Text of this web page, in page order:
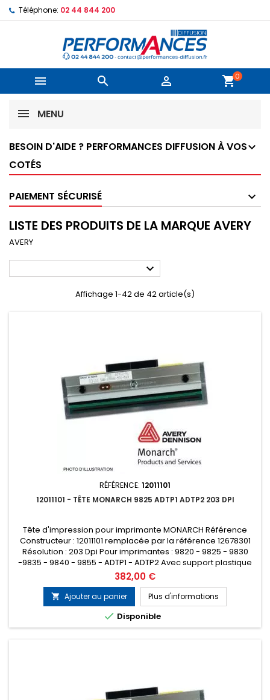
Téléphone: 02 44 844 200
   shopping_cart0
MENU
BESOIN D'AIDE ? PERFORMANCES DIFFUSION À VOS
COTÉS
PAIEMENT SÉCURISÉ
LISTE DES PRODUITS DE LA MARQUE AVERY
AVERY

Affichage 1-42 de 42 article(s)
RÉFÉRENCE: 12011101
12011101 - TÊTE MONARCH 9825 ADTP1 ADTP2 203 DPI
Tête d'impression pour imprimante MONARCH Référence
Constructeur : 12011101 remplacée par la référence 12678301
Résolution : 203 Dpi Pour imprimantes : 9820 - 9825 - 9830
-9835 - 9840 - 9855 - ADTP1 - ADTP2 Avec support plastique
Prix
382,00 €
 Ajouter au panier Plus d'informations
 Disponible